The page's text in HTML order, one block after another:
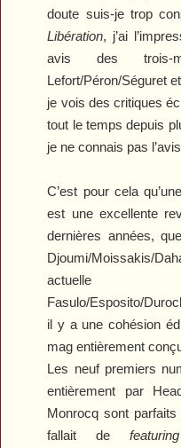
doute suis-je trop
Libération, j’ai
avis des trois-
Lefort/Péron/Séguret
je vois des critiques
tout le temps depuis
je ne connais pas
C’est pour cela
est une excellente
dernières années,
Djoumi/Moissakis/
actuelle
Fasulo/Esposito/
il y a une cohésion
mag entièrement
Les neuf premiers
entièrement par
Monrocq sont
fallait de featuring